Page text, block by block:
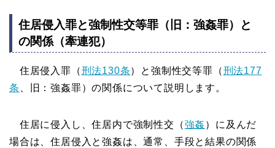
住居侵入罪と強制性交等罪（旧：強姦罪）と
の関係（牽連犯）
住居侵入罪（刑法130条）と強制性交等罪（刑法177
条
、旧：強姦罪）の関係について説明します。
住居に侵入し、住居内で強制性交（強姦 ）に及んだ
場合は、住居侵入と強姦は、通常、手段と結果の関係